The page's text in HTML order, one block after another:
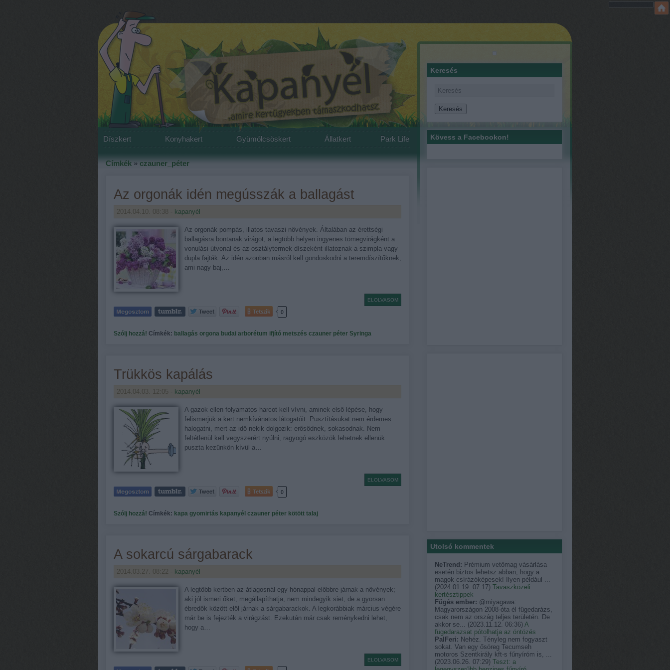
Díszkert Konyhakert Gyümölcsöskert Állatkert Park Life
Címkék » czauner_péter
Az orgonák idén megússzák a ballagást
2014.04.10. 08:38 - kapanyél
Az orgonák pompás, illatos tavaszi növények. Általában az érettségi
ballagásra bontanak virágot, a legtöbb helyen ingyenes tömegvirágként a
vonulási útvonal és az osztálytermek díszeként illatoznak a szimpla vagy
dupla fajták. Az idén azonban másról kell gondoskodni a teremdíszítőknek,
ami nagy baj,…
ELOLVASOM
Tetszik 0
Szólj hozzá! Címkék: ballagás orgona budai arborétum ifjító metszés czauner péter Syringa
Trükkös kapálás
2014.04.03. 12:05 - kapanyél
A gazok ellen folyamatos harcot kell vívni, aminek első lépése, hogy
felismerjük a kert nemkívánatos látogatóit. Pusztításukat nem érdemes
halogatni, mert az idő nekik dolgozik: erősödnek, sokasodnak. Nem
feltétlenül kell vegyszerért nyúlni, ragyogó eszközök lehetnek ellenük
puszta kezünkön kívül a…
ELOLVASOM
Tetszik 0
Szólj hozzá! Címkék: kapa gyomirtás kapanyél czauner péter kötött talaj
A sokarcú sárgabarack
2014.03.27. 08:22 - kapanyél
A legtöbb kertben az átlagosnál egy hónappal előbbre járnak a növények;
aki jól ismeri őket, megállapíthatja, nem mindegyik siet, de a gyorsan
ébredők között elöl járnak a sárgabarackok. A legkorábbiak március végére
már be is fejezték a virágzást. Ezekután már csak reménykedni lehet,
hogy a…
ELOLVASOM
Keresés
Kövess a Facebookon!
Utolsó kommentek
NeTrend: Prèmium vetőmag vásárlása
esetén biztos lehetsz abban, hogy a
magok csírázókèpesek! Ilyen például ...
(2024.01.19. 07:17) Tavaszközeli
kertésztippek
Fügés ember: @miyagawa:
Magyarországon 2008-óta él fügedarázs,
csak nem az ország teljes területén. De
akkor se... (2023.11.12. 06:36) A
fügedarazsat pótolhatja az öntözés
PalFeri: Nehéz. Tényleg nem fogyaszt
sokat. Van egy ősöreg Tecumseh
motoros Szentkirály kft-s fűnyíróm is, ...
(2023.06.26. 07:29) Teszt: a